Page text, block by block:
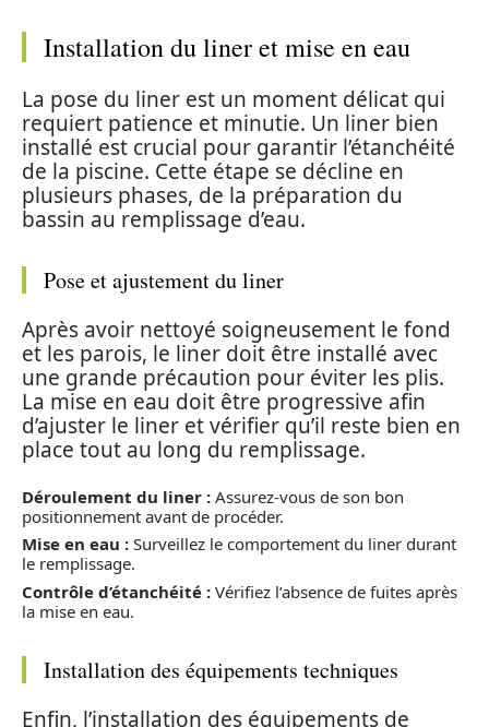
Installation du liner et mise en eau
La pose du liner est un moment délicat qui
requiert patience et minutie. Un liner bien
installé est crucial pour garantir l’étanchéité
de la piscine. Cette étape se décline en
plusieurs phases, de la préparation du
bassin au remplissage d’eau.
Pose et ajustement du liner
Après avoir nettoyé soigneusement le fond
et les parois, le liner doit être installé avec
une grande précaution pour éviter les plis.
La mise en eau doit être progressive afin
d’ajuster le liner et vérifier qu’il reste bien en
place tout au long du remplissage.
Déroulement du liner : Assurez-vous de son bon
positionnement avant de procéder.
Mise en eau : Surveillez le comportement du liner durant
le remplissage.
Contrôle d’étanchéité : Vérifiez l’absence de fuites après
la mise en eau.
Installation des équipements techniques
Enfin, l’installation des équipements de